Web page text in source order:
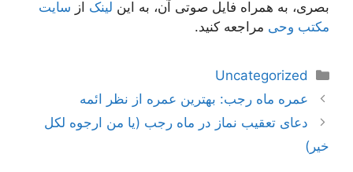
بصری، به همراه فایل صوتی آن، به این لینک از سایت
مکتب وحی مراجعه کنید.
دسته‌ها
Uncategorized
ناوبری
نوشته‌ها
عمره ماه رجب: بهترین عمره از نظر ائمه
دعای تعقیب نماز در ماه رجب (یا من ارجوه لکل
خیر)